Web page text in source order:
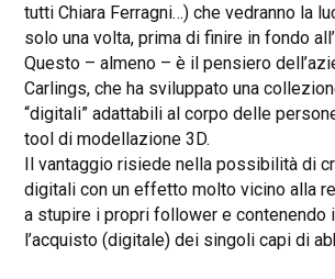
tutti Chiara Ferragni…) che vedranno la
solo una volta, prima di finire in fondo
Questo – almeno – è il pensiero
Carlings, che ha sviluppato una
“digitali” adattabili al corpo delle
tool di modellazione 3D.
Il vantaggio risiede nella possibilità di
digitali con un effetto molto vicino alla
a stupire i propri follower e contenendo
l’acquisto (digitale) dei singoli capi di